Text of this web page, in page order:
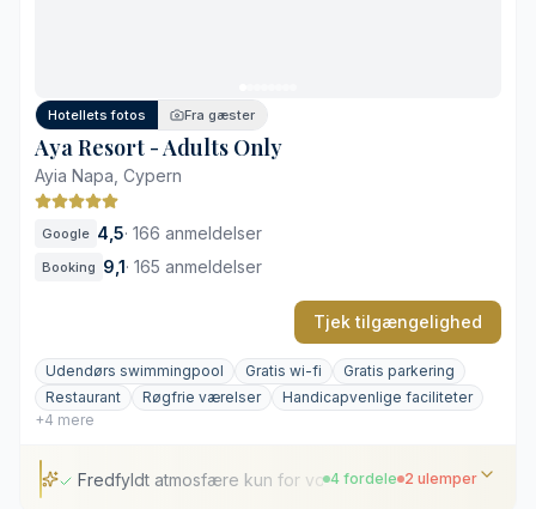
Stramt, moderne design uden rustik charme
Hotellets fotos Fra gæster
Aya Resort - Adults Only
Ayia Napa, Cypern
Google 4,5· 166 anmeldelser
Booking 9,1· 165 anmeldelser
Tjek tilgængelighed
Udendørs swimmingpool Gratis wi-fi
Gratis parkering
Restaurant
Røgfrie værelser
Handicapvenlige faciliteter
+4 mere
Fredfyldt atmosfære kun for voksne4 fordele 2 ulemper